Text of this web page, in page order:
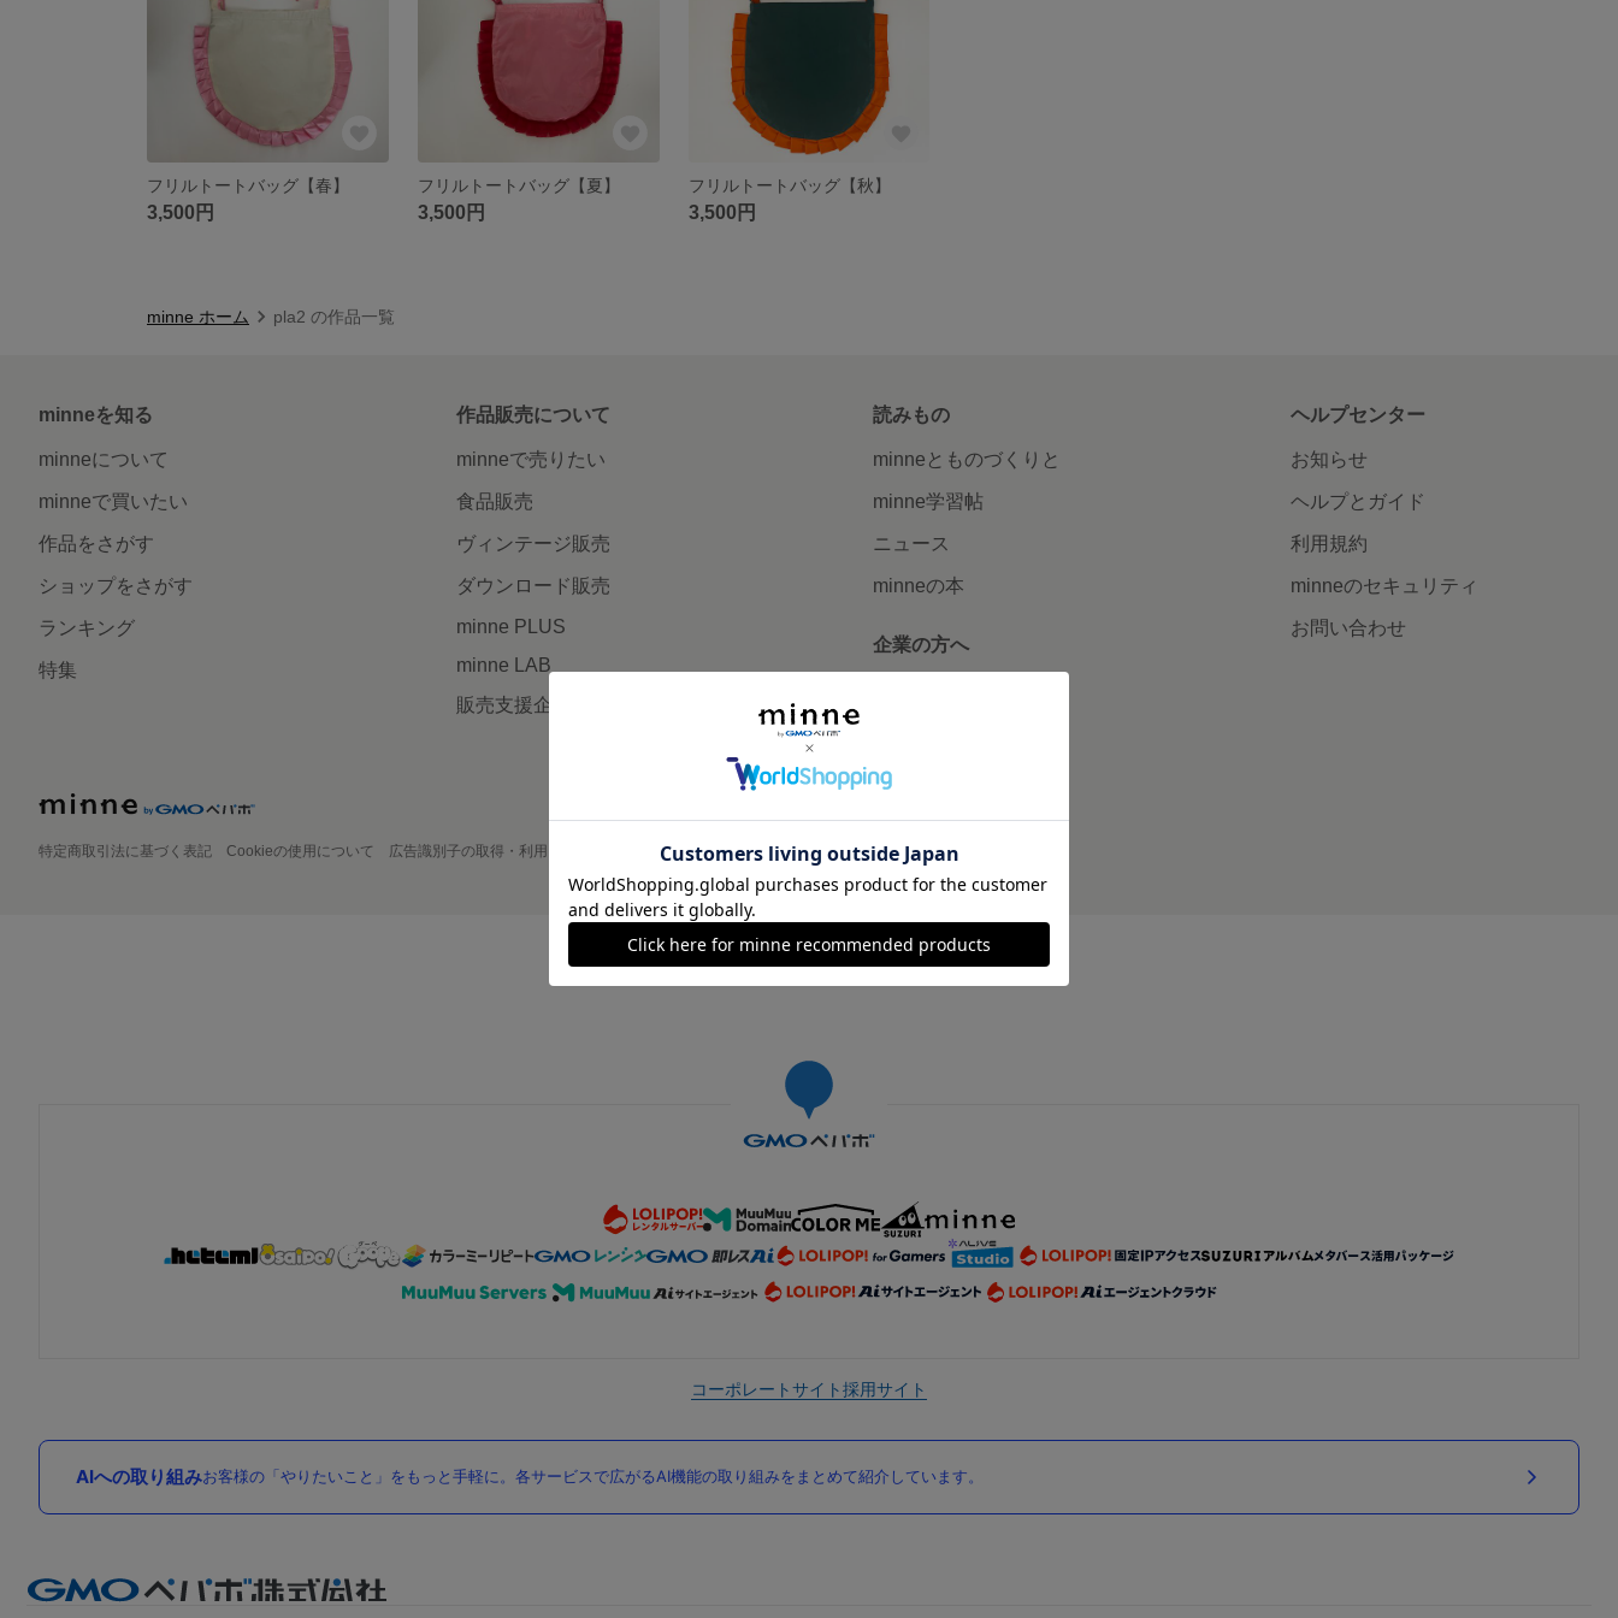
フリルトートバッグ【春】
3,500円
フリルトートバッグ【夏】
3,500円
フリルトートバッグ【秋】
3,500円
minne ホーム pla2 の作品一覧
minneを知る
minneについて
minneで買いたい
作品をさがす
ショップをさがす
ランキング
特集
作品販売について
minneで売りたい
食品販売
ヴィンテージ販売
ダウンロード販売
minne PLUS
minne LAB
販売支援企画・イベント
読みもの
minneとものづくりと
minne学習帖
ニュース
minneの本
企業の方へ
ヘルプセンター
お知らせ
ヘルプとガイド
利用規約
minneのセキュリティ
お問い合わせ
特定商取引法に基づく表記 Cookieの使用について 広告識別子の取得・利用 プライバシーポリシー 会社概要 採用情報 メディアキット
©GMO Pepabo, Inc. All rights reserved.
コーポレートサイト採用サイト
AIへの取り組みお客様の「やりたいこと」をもっと手軽に。各サービスで広がるAI機能の取り組みをまとめて紹介しています。